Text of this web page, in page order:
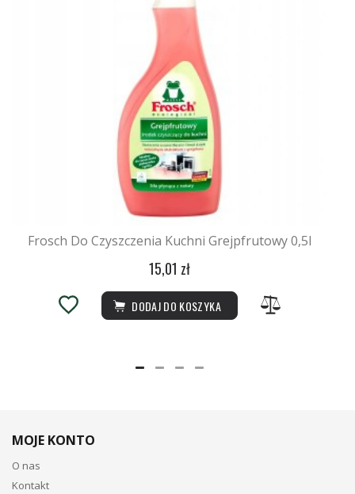
Frosch Do Czyszczenia Kuchni Grejpfrutowy 0,5l
15,01 zł
DODAJ DO KOSZYKA
MOJE KONTO
O nas
Kontakt